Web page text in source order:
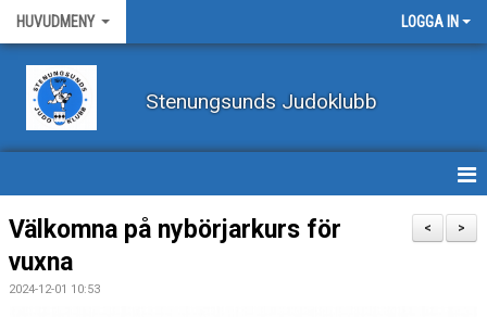
HUVUDMENY LOGGA IN
Stenungsunds Judoklubb
HEM
FÖRBUNDSNYHETER
>
<
Välkomna på nybörjarkurs för
vuxna
2024-12-01 10:53